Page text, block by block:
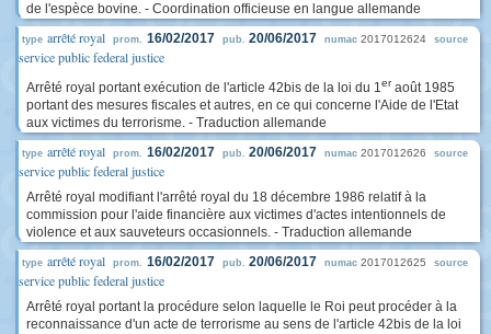
de l'espèce bovine. - Coordination officieuse en langue allemande
type arrêté royal prom. 16/02/2017 pub. 20/06/2017 numac 2017012624 source
service public federal justice
Arrêté royal portant exécution de l'article 42bis de la loi du 1er août 1985
portant des mesures fiscales et autres, en ce qui concerne l'Aide de l'Etat
aux victimes du terrorisme. - Traduction allemande
type arrêté royal prom. 16/02/2017 pub. 20/06/2017 numac 2017012626 source
service public federal justice
Arrêté royal modifiant l'arrêté royal du 18 décembre 1986 relatif à la
commission pour l'aide financière aux victimes d'actes intentionnels de
violence et aux sauveteurs occasionnels. - Traduction allemande
type arrêté royal prom. 16/02/2017 pub. 20/06/2017 numac 2017012625 source
service public federal justice
Arrêté royal portant la procédure selon laquelle le Roi peut procéder à la
reconnaissance d'un acte de terrorisme au sens de l'article 42bis de la loi